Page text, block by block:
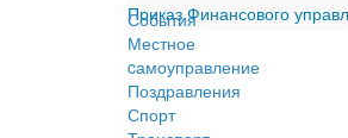
Приказ Финансового
События
Местное
cамоуправление
Поздравления
Спорт